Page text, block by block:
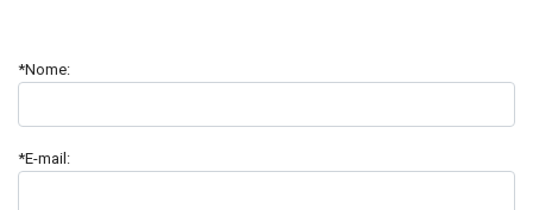
*Nome:
*E-mail: